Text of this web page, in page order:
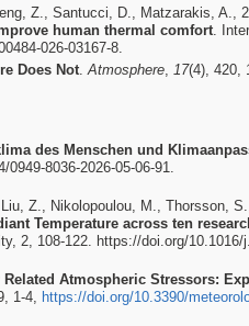
Z., Santucci, D., Matzarakis, A.,
human thermal comfort.
026-03167-8.
Does Not.Atmosphere,17(4), 420,
des Menschen und
8036-2026-05-06-91.
Z., Nikolopoulou, M., Thorsson,
Temperature across ten
2, 108-122. https://doi.org/10.1016/
Related Atmospheric Stressors:
1-4, https://doi.org/10.3390/